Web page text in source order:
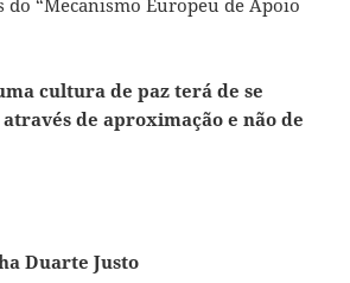
do “Mecanismo Europeu de Apoio
cultura de paz terá de se
de aproximação e não de
Duarte Justo